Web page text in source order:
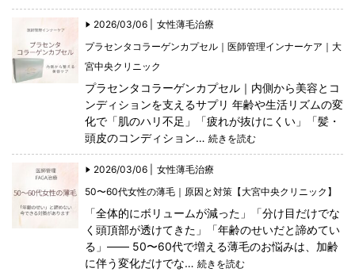
2026/03/06 |
女性薄毛治療
プラセンタコラーゲンカプセル｜医師管理インナーケア｜大
宮中央クリニック
プラセンタコラーゲンカプセル｜内側から美容とコ
ンディションを支えるサプリ 年齢や生活リズムの変
化で「肌のハリ不足」「疲れが抜けにくい」「髪・
頭皮のコンディション… 続きを読む
2026/03/06 |
女性薄毛治療
50〜60代女性の薄毛｜原因と対策【大宮中央クリニック】
「全体的にボリュームが減った」「分け目だけでな
く頭頂部が透けてきた」「年齢のせいだと諦めてい
る」―― 50〜60代で増える薄毛のお悩みは、加齢
に伴う変化だけでな… 続きを読む